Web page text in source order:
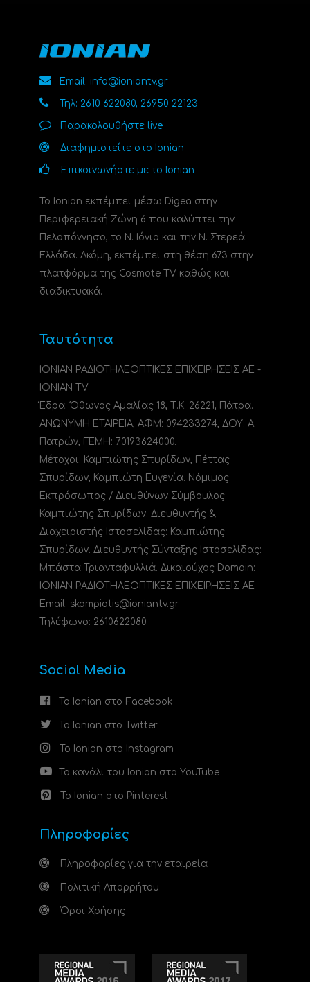
Email: info@ioniantv.gr
Τηλ: 2610 622080, 26950 22123
Παρακολουθήστε live
Διαφημιστείτε στο Ionian
Επικοινωνήστε με το Ionian
Το Ionian εκπέμπει μέσω Digea στην
Περιφερειακή Ζώνη 6 που καλύπτει την
Πελοπόννησο, το N. Ιόνιο και την Ν. Στερεά
Ελλάδα. Ακόμη, εκπέμπει στη θέση 673 στην
πλατφόρμα της Cosmote TV καθώς και
διαδικτυακά.
Ταυτότητα
ΙΟΝΙΑΝ ΡΑΔΙΟΤΗΛΕΟΠΤΙΚΕΣ ΕΠΙΧΕΙΡΗΣΕΙΣ ΑΕ -
IONIAN TV
Έδρα: Όθωνος Αμαλίας 18, Τ.Κ. 26221, Πάτρα.
ΑΝΩΝΥΜΗ ΕΤΑΙΡΕΙΑ, ΑΦΜ: 094233274, ΔΟΥ: A
Πατρών, ΓΕΜΗ: 70193624000.
Μέτοχοι: Καμπιώτης Σπυρίδων, Πέττας
Σπυρίδων, Καμπιώτη Ευγενία. Νόμιμος
Εκπρόσωπος / Διευθύνων Σύμβουλος:
Καμπιώτης Σπυρίδων. Διευθυντής &
Διαχειριστής Ιστοσελίδας: Καμπιώτης
Σπυρίδων. Διευθυντής Σύνταξης Ιστοσελίδας:
Μπάστα Τριανταφυλλιά. Δικαιούχος Domain:
ΙΟΝΙΑΝ ΡΑΔΙΟΤΗΛΕΟΠΤΙΚΕΣ ΕΠΙΧΕΙΡΗΣΕΙΣ ΑΕ
Email: skampiotis@ioniantv.gr
Τηλέφωνο: 2610622080.
Social Media
Το Ionian στο Facebook
Το Ionian στο Twitter
Το Ionian στο Instagram
Το κανάλι του Ionian στο YouTube
Το Ionian στο Pinterest
Πληροφορίες
Πληροφορίες για την εταιρεία
Πολιτική Απορρήτου
Όροι Χρήσης